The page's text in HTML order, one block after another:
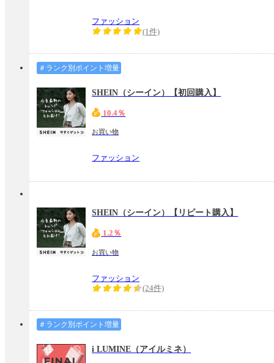
ファッション
(1件)
＃ランク別ポイント増量
SHEIN（シーイン）【初回購入】
10.4％
お買い物
ファッション
SHEIN（シーイン）【リピート購入】
1.2％
お買い物
ファッション
(24件)
＃ランク別ポイント増量
i LUMINE（アイルミネ）